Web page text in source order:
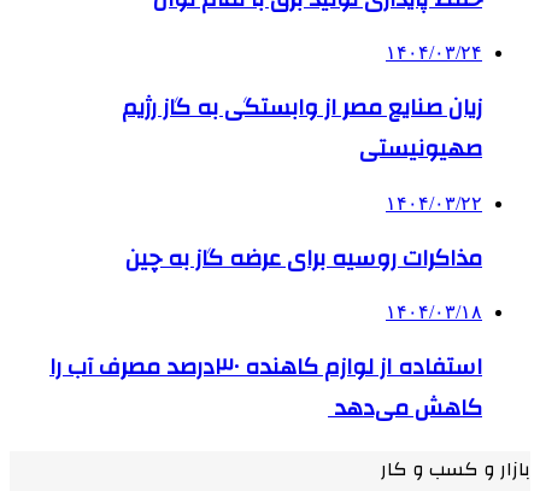
۱۴۰۴/۰۳/۲۴
زیان صنایع مصر از وابستگی به گاز رژیم
صهیونیستی
۱۴۰۴/۰۳/۲۲
مذاکرات روسیه برای عرضه گاز به چین
۱۴۰۴/۰۳/۱۸
استفاده از لوازم کاهنده ۳۰درصد مصرف آب را
کاهش می‌دهد
بازار و کسب و کار